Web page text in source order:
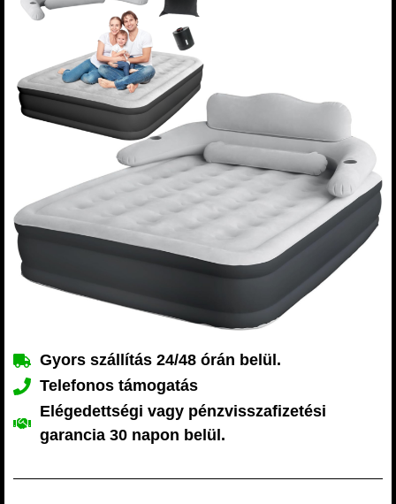
Gyors szállítás 24/48 órán belül.
Telefonos támogatás
Elégedettségi vagy pénzvisszafizetési
garancia 30 napon belül.